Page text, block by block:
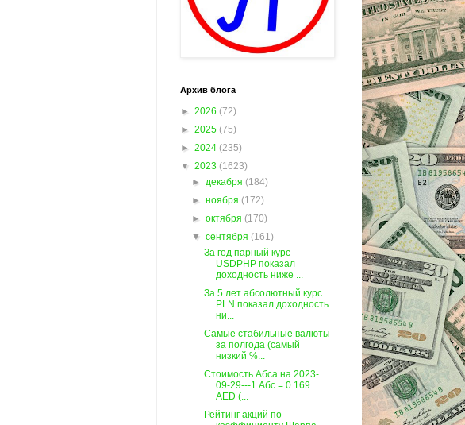
Архив блога
► 2026 (72)
► 2025 (75)
► 2024 (235)
▼ 2023 (1623)
►декабря(184)
►ноября(172)
►октября(170)
▼сентября(161)
За год парный курс
USDPHP показал
доходность ниже ...
За 5 лет абсолютный курс
PLN показал доходность
ни...
Самые стабильные валюты
за полгода (самый
низкий %...
Стоимость Абса на 2023-
09-29---1 Абс = 0.169
AED (...
Рейтинг акций по